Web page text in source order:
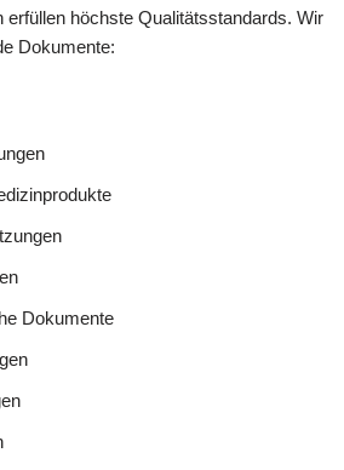
erfüllen höchste Qualitätsstandards. Wir
Dokumente:
Dokumente